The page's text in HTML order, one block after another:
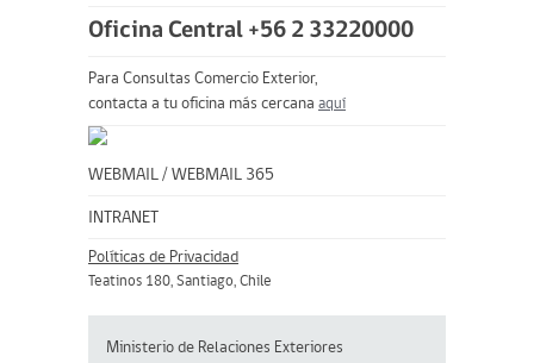
Oficina Central +56 2 33220000
Para Consultas Comercio Exterior,
contacta a tu oficina más cercana aquí
WEBMAIL / WEBMAIL 365
INTRANET
Políticas de Privacidad
Teatinos 180, Santiago, Chile
Ministerio de Relaciones Exteriores